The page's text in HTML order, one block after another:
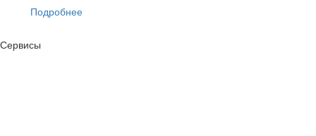
Подробнее
Сервисы